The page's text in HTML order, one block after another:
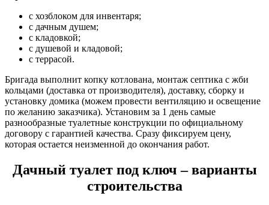
с хозблоком для инвентаря;
с дачным душем;
с кладовкой;
с душевой и кладовой;
с террасой.
Бригада выполнит копку котлована, монтаж септика с жби
кольцами (доставка от производителя), доставку, сборку и
установку домика (можем провести вентиляцию и освещение
по желанию заказчика). Установим за 1 день самые
разнообразные туалетные конструкции по официальному
договору с гарантией качества. Сразу фиксируем цену,
которая остается неизменной до окончания работ.
Дачный туалет под ключ – варианты
строительства